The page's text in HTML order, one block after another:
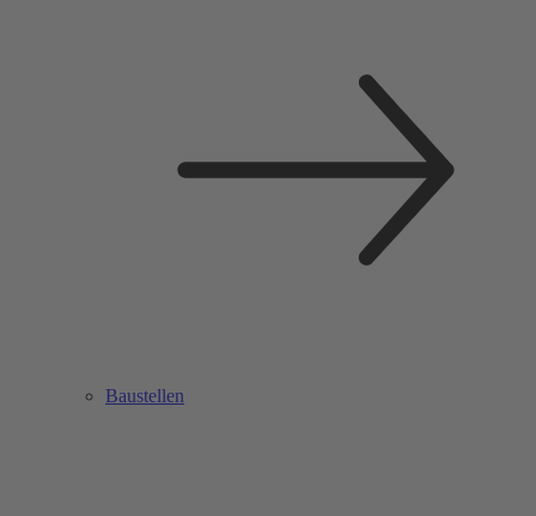
Baustellen